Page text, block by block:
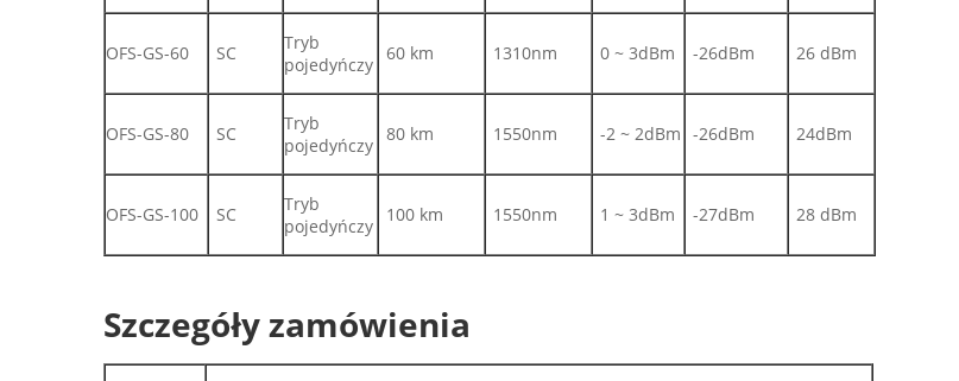
OFS-GS-60 SC
Tryb
pojedyńczy
60 km 1310nm 0 ~ 3dBm -26dBm 26 dBm
OFS-GS-80 SC
Tryb
pojedyńczy
80 km 1550nm -2 ~ 2dBm -26dBm 24dBm
OFS-GS-100 SC
Tryb
pojedyńczy
100 km 1550nm 1 ~ 3dBm -27dBm 28 dBm
Szczegóły zamówienia